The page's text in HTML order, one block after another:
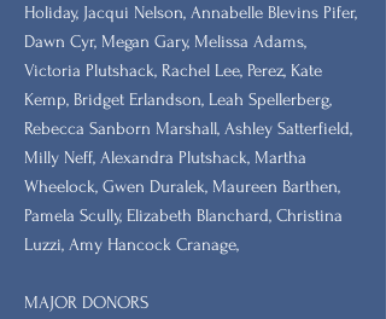
Holiday, Jacqui Nelson, Annabelle Blevins Pifer,
Dawn Cyr, Megan Gary, Melissa Adams,
Victoria Plutshack, Rachel Lee, Perez, Kate
Kemp, Bridget Erlandson, Leah Spellerberg,
Rebecca Sanborn Marshall​, Ashley Satterfield,
Milly Neff, Alexandra Plutshack, Martha
Wheelock, Gwen Duralek, Maureen Barthen,
Pamela Scully, Elizabeth Blanchard, Christina
Luzzi, Amy Hancock Cranage,
MAJOR DONORS